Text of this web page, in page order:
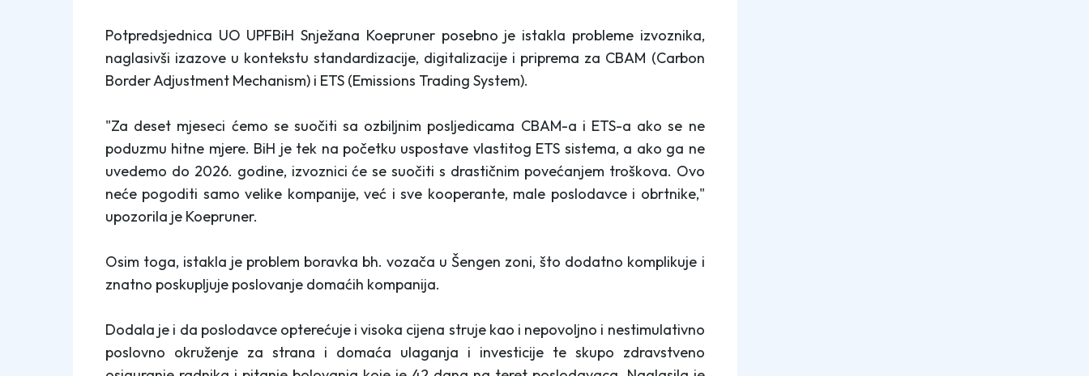
Potpredsjednica UO UPFBiH Snježana Koepruner posebno je istakla probleme izvoznika,
naglasivši izazove u kontekstu standardizacije, digitalizacije i priprema za CBAM (Carbon
Border Adjustment Mechanism) i ETS (Emissions Trading System).
"Za deset mjeseci ćemo se suočiti sa ozbiljnim posljedicama CBAM-a i ETS-a ako se ne
poduzmu hitne mjere. BiH je tek na početku uspostave vlastitog ETS sistema, a ako ga ne
uvedemo do 2026. godine, izvoznici će se suočiti s drastičnim povećanjem troškova. Ovo
neće pogoditi samo velike kompanije, već i sve kooperante, male poslodavce i obrtnike,"
upozorila je Koepruner.
Osim toga, istakla je problem boravka bh. vozača u Šengen zoni, što dodatno komplikuje i
znatno poskupljuje poslovanje domaćih kompanija.
Dodala je i da poslodavce opterećuje i visoka cijena struje kao i nepovoljno i nestimulativno
poslovno okruženje za strana i domaća ulaganja i investicije te skupo zdravstveno